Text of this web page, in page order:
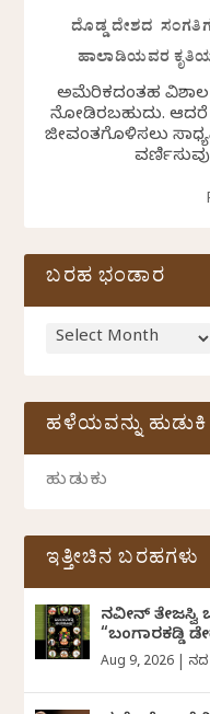
ದೊಡ್ಡ ದೇಶದ
ಹಾಲಾಡಿಯವರ
ಅಮೆರಿಕದಂತಹ ವಿಶಾಲ
ನೋಡಿರಬಹುದು. ಆದರೆ
ಜೀವಂತಗೊಳಿಸಲು
ಬರಹ ಭಂಡಾರ
ಹಳೆಯವನ್ನು ಹುಡುಕಿ
ಇತ್ತೀಚಿನ ಬರಹಗಳು
ನವೀನ್‌ ತೇಜಸ್ವಿ
“ಬಂಗಾರಕಡ್ಡಿ
Aug 9, 2026